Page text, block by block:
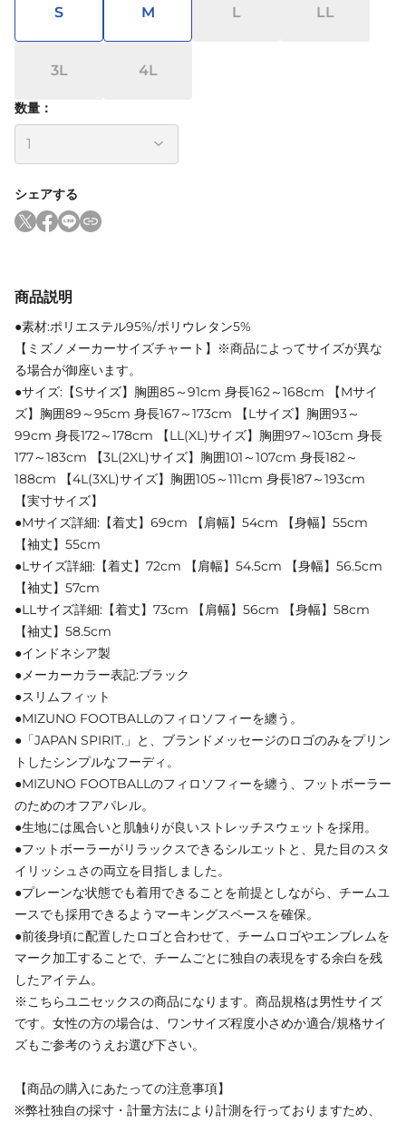
S M L LL
3L 4L
数量：
シェアする
商品説明
●素材:ポリエステル95%/ポリウレタン5%
【ミズノメーカーサイズチャート】※商品によってサイズが異な
る場合が御座います。
●サイズ:【Sサイズ】胸囲85～91cm 身長162～168cm 【Mサイ
ズ】胸囲89～95cm 身長167～173cm 【Lサイズ】胸囲93～
99cm 身長172～178cm 【LL(XL)サイズ】胸囲97～103cm 身長
177～183cm 【3L(2XL)サイズ】胸囲101～107cm 身長182～
188cm 【4L(3XL)サイズ】胸囲105～111cm 身長187～193cm
【実寸サイズ】
●Mサイズ詳細:【着丈】69cm 【肩幅】54cm 【身幅】55cm
【袖丈】55cm
●Lサイズ詳細:【着丈】72cm 【肩幅】54.5cm 【身幅】56.5cm
【袖丈】57cm
●LLサイズ詳細:【着丈】73cm 【肩幅】56cm 【身幅】58cm
【袖丈】58.5cm
●インドネシア製
●メーカーカラー表記:ブラック
●スリムフィット
●MIZUNO FOOTBALLのフィロソフィーを纏う。
●「JAPAN SPIRIT.」と、ブランドメッセージのロゴのみをプリン
トしたシンプルなフーディ。
●MIZUNO FOOTBALLのフィロソフィーを纏う、フットボーラー
のためのオフアパレル。
●生地には風合いと肌触りが良いストレッチスウェットを採用。
●フットボーラーがリラックスできるシルエットと、見た目のスタ
イリッシュさの両立を目指しました。
●プレーンな状態でも着用できることを前提としながら、チームユ
ースでも採用できるようマーキングスペースを確保。
●前後身頃に配置したロゴと合わせて、チームロゴやエンブレムを
マーク加工することで、チームごとに独自の表現をする余白を残
したアイテム。
※こちらユニセックスの商品になります。商品規格は男性サイズ
です。女性の方の場合は、ワンサイズ程度小さめか適合/規格サイ
ズもご参考のうえお選び下さい。
【商品の購入にあたっての注意事項】
※弊社独自の採寸・計量方法により計測を行っておりますため、